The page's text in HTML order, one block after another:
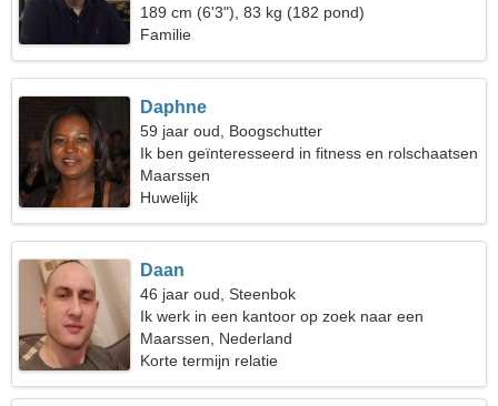
189 cm (6'3"), 83 kg (182 pond)
Familie
Daphne
59 jaar oud, Boogschutter
Ik ben geïnteresseerd in fitness en rolschaatsen
Maarssen
Huwelijk
Daan
46 jaar oud, Steenbok
Ik werk in een kantoor op zoek naar een
gepassioneerde vrouw
Maarssen, Nederland
Korte termijn relatie